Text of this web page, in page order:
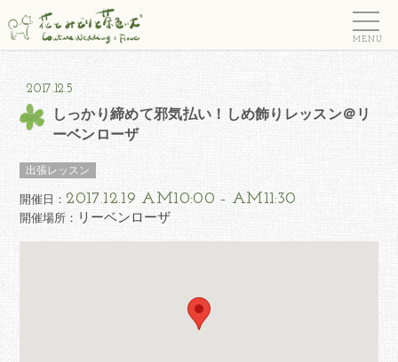
ウェディングフラワー＆
フラワーギフト 花とみど
りと茶色い犬
2017.12.5
しっかり締めて邪気払い！しめ飾りレッスン＠リ
ーベンローザ
出張レッスン
開催日：2017.12.19 AM10:00 – AM11:30
開催場所： リーベンローザ